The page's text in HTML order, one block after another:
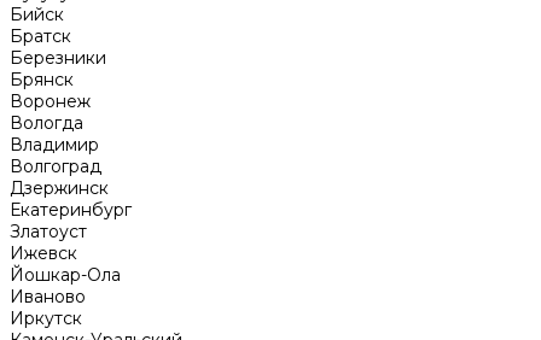
Бийск
Братск
Березники
Брянск
Воронеж
Вологда
Владимир
Волгоград
Дзержинск
Екатеринбург
Златоуст
Ижевск
Йошкар-Ола
Иваново
Иркутск